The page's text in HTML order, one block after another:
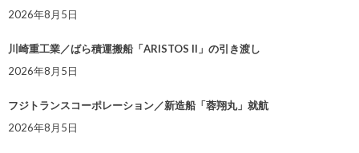
2026年8月5日
川崎重工業／ばら積運搬船「ARISTOS II」の引き渡し
2026年8月5日
フジトランスコーポレーション／新造船「蓉翔丸」就航
2026年8月5日